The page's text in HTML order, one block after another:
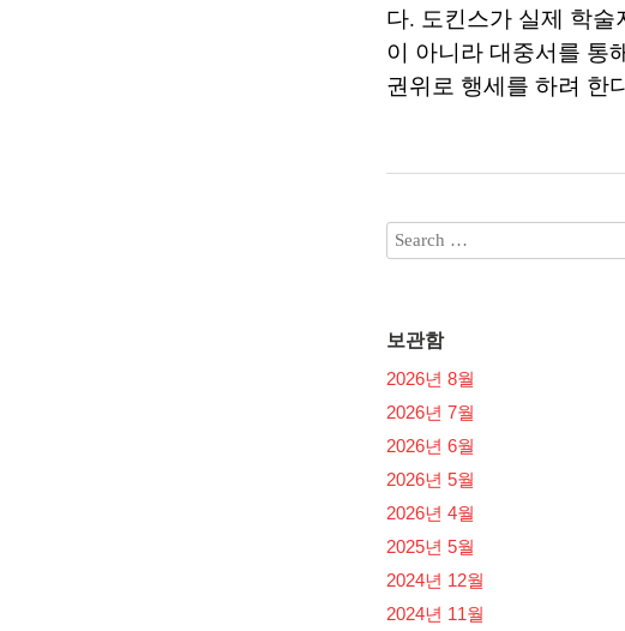
다. 도킨스가 실제 학
이 아니라 대중서를 통
권위로 행세를 하려
보관함
2026년 8월
2026년 7월
2026년 6월
2026년 5월
2026년 4월
2025년 5월
2024년 12월
2024년 11월